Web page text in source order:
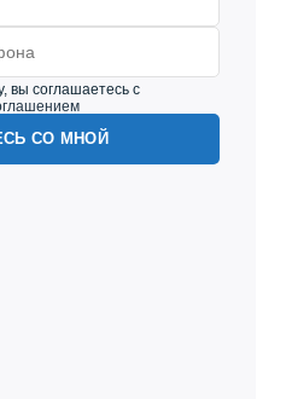
вы соглашаетесь с